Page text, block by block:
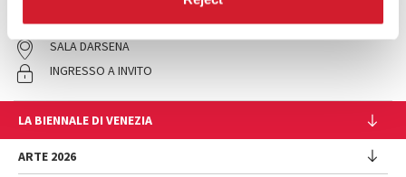
CINEMA
SALA DARSENA
INGRESSO A INVITO
LA BIENNALE DI VENEZIA
L'Istituzione
ARTE 2026